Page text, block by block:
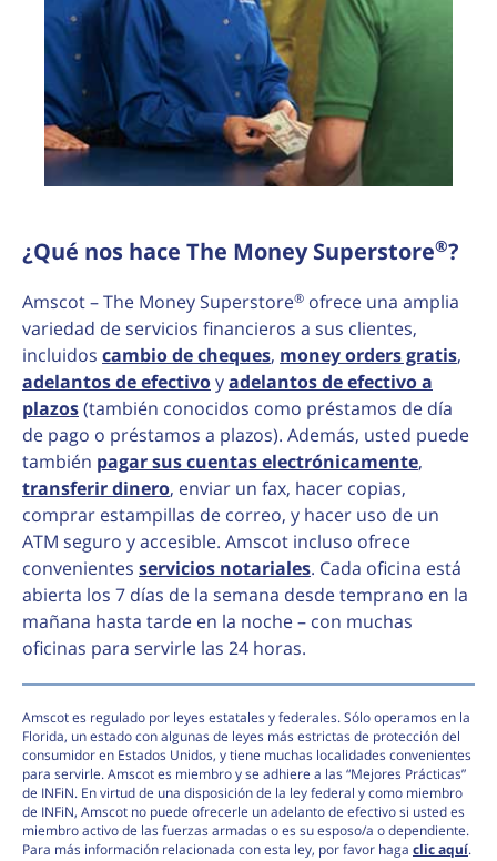
¿Qué nos hace The Money Superstore®?
Amscot – The Money Superstore® ofrece una amplia
variedad de servicios financieros a sus clientes,
incluidos cambio de cheques, money orders gratis,
adelantos de efectivoyadelantos de efectivo a
plazos(también conocidos como préstamos de día
de pago o préstamos a plazos). Además, usted puede
también pagar sus cuentas electrónicamente,
transferir dinero, enviar un fax, hacer copias,
comprar estampillas de correo, y hacer uso de un
ATM seguro y accesible. Amscot incluso ofrece
convenientes servicios notariales. Cada oficina está
abierta los 7 días de la semana desde temprano en la
mañana hasta tarde en la noche – con muchas
oficinas para servirle las 24 horas.
Amscot es regulado por leyes estatales y federales. Sólo operamos en la
Florida, un estado con algunas de leyes más estrictas de protección del
consumidor en Estados Unidos, y tiene muchas localidades convenientes
para servirle. Amscot es miembro y se adhiere a las “Mejores Prácticas”
de INFiN. En virtud de una disposición de la ley federal y como miembro
de INFiN, Amscot no puede ofrecerle un adelanto de efectivo si usted es
miembro activo de las fuerzas armadas o es su esposo/a o dependiente.
Para más información relacionada con esta ley, por favor haga clic aquí.